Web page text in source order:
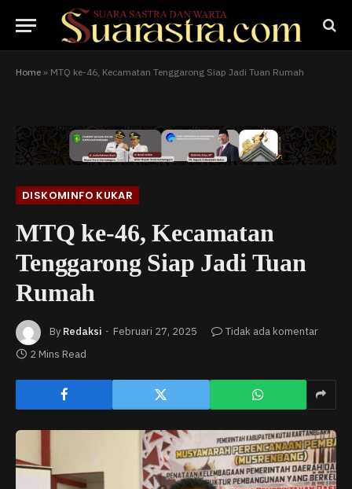
Home » MTQ ke-46, Kecamatan Tenggarong Siap Jadi Tuan Rumah
DISKOMINFO KUKAR
MTQ ke-46, Kecamatan
Tenggarong Siap Jadi Tuan
Rumah
By Redaksi Februari 27, 2025
Tidak ada komentar
2 Mins Read